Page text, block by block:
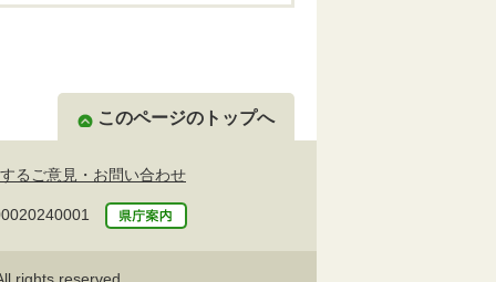
このページのトップへ
るご意見・お問い合わせ